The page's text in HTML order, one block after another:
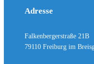
Adresse
Falkenbergerstraße 21B
79110 Freiburg im